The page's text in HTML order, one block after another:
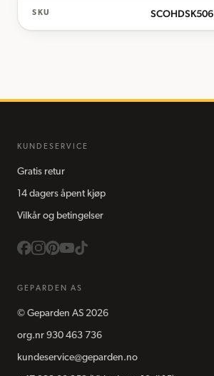
SKU SCOHDSK506
KUNDESERVICE
Gratis retur
14 dagers åpent kjøp
Vilkår og betingelser
GEPARDEN AS
© Geparden AS 2026
org.nr 930 463 736
kundeservice@geparden.no